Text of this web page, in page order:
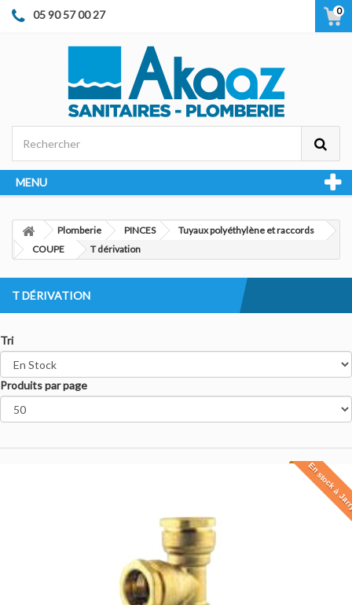
05 90 57 00 27 0
MENU
Plomberie PINCES
Tuyaux polyéthylène et raccords
COUPE
T dérivation
T DÉRIVATION
Tri
Produits par page
En stock à